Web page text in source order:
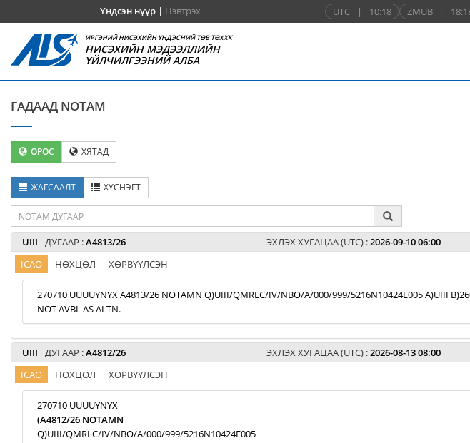
Үндсэн нүүр| Нэвтрэх UTC | 10:18 ZMUB |
ИРГЭНИЙ НИСЭХИЙН ҮНДЭСНИЙ ТӨВ ТӨХХК
НИСЭХИЙН МЭДЭЭЛЛИЙН
ҮЙЛЧИЛГЭЭНИЙ АЛБА
ГАДААД NOTAM
ОРОС ХЯТАД
ЖАГСААЛТ ХҮСНЭГТ
UIII ДУГААР :A4813/26 ЭХЛЭХ ХУГАЦАА (UTC) :2026-09-10 06:00
ICAO НӨХЦӨЛ ХӨРВҮҮЛСЭН
270710 UUUUYNYX A4813/26 NOTAMN Q)UIII/QMRLC/IV/NBO/A/000/999/5216N10424E005 A)UIII
NOT AVBL AS ALTN.
UIII ДУГААР :A4812/26 ЭХЛЭХ ХУГАЦАА (UTC) :2026-08-13 08:00
ICAO НӨХЦӨЛ ХӨРВҮҮЛСЭН
270710 UUUUYNYX
(A4812/26 NOTAMN
Q)UIII/QMRLC/IV/NBO/A/000/999/5216N10424E005